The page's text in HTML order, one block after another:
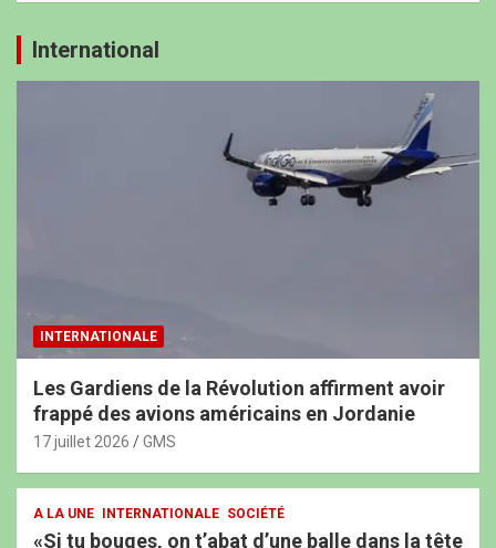
International
INTERNATIONALE
Les Gardiens de la Révolution affirment avoir
frappé des avions américains en Jordanie
17 juillet 2026 GMS
A LA UNE INTERNATIONALE SOCIÉTÉ
«Si tu bouges, on t’abat d’une balle dans la tête